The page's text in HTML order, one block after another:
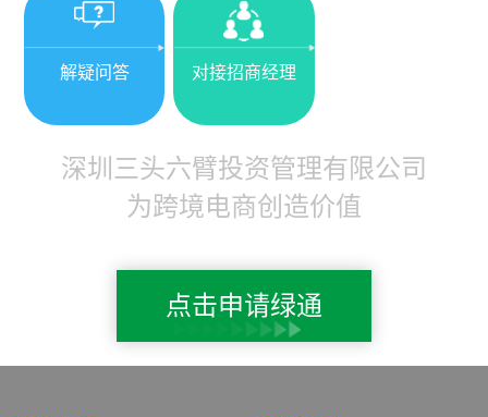
解疑问答 对接招商经理
深圳三头六臂投资管理有限公司
为跨境电商创造价值
点击申请绿通